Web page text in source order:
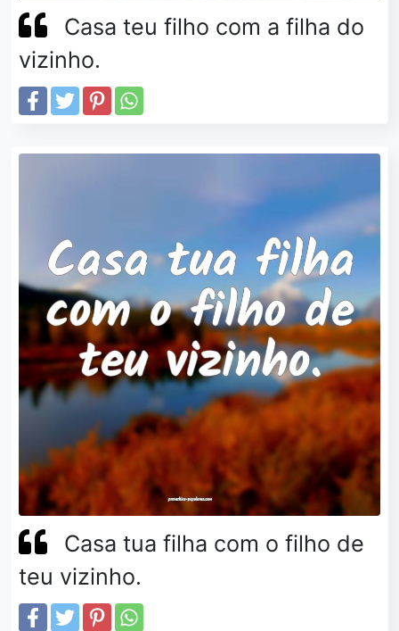
Casa teu filho com a filha do
vizinho.
Casa tua filha com o filho de
teu vizinho.